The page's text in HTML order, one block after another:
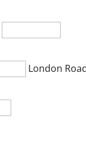
London